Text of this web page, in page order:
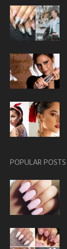
POPULAR POSTS